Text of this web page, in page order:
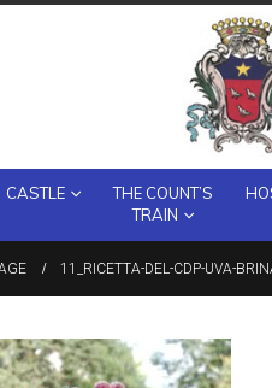
CASTLE
THE COUNT’S
TRAIN
11_RICETTA-DEL-CDP-UVA-